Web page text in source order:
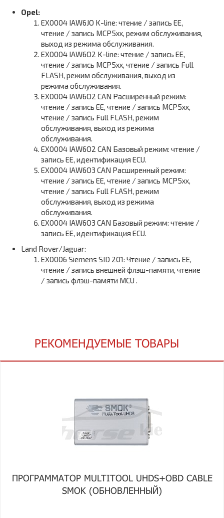
Opel:
EX0004 IAW6JO K-line: чтение / запись EE,
чтение / запись MCP5xx, режим обслуживания,
выход из режима обслуживания.
EX0004 IAW6O2 K-line: чтение / запись EE,
чтение / запись MCP5xx, чтение / запись Full
FLASH, режим обслуживания, выход из
режима обслуживания.
EX0004 IAW6O2 CAN Расширенный режим:
чтение / запись EE, чтение / запись MCP5xx,
чтение / запись Full FLASH, режим
обслуживания, выход из режима
обслуживания.
EX0004 IAW6O2 CAN Базовый режим: чтение /
запись EE, идентификация ECU.
EX0004 IAW6O3 CAN Расширенный режим:
чтение / запись EE, чтение / запись MCP5xx,
чтение / запись Full FLASH, режим
обслуживания, выход из режима
обслуживания.
EX0004 IAW6O3 CAN Базовый режим: чтение /
запись EE, идентификация ECU.
Land Rover/Jaguar:
EX0006 Siemens SID 201: Чтение / запись EE,
чтение / запись внешней флэш-памяти, чтение
/ запись флэш-памяти MCU .
РЕКОМЕНДУЕМЫЕ ТОВАРЫ
ПРОГРАММАТОР MULTITOOL UHDS+OBD CABLE
SMOK (ОБНОВЛЕННЫЙ)